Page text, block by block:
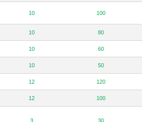
10 100
10 80
10 60
10 50
12 120
12 100
3 30